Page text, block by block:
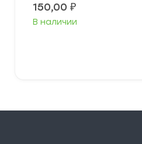
150,00 ₽
В наличии